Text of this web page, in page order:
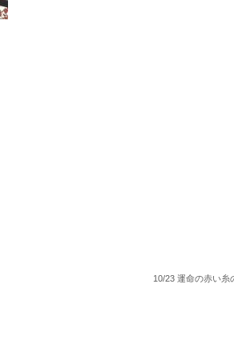
10/23 運命の赤い糸